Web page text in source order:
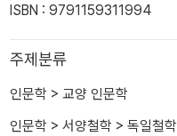
ISBN : 9791159311994
주제분류
인문학 > 교양 인문학
인문학 > 서양철학 > 독일철학